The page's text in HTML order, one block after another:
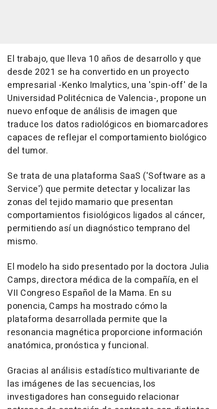
El trabajo, que lleva 10 años de desarrollo y que
desde 2021 se ha convertido en un proyecto
empresarial -Kenko Imalytics, una 'spin-off' de la
Universidad Politécnica de Valencia-, propone un
nuevo enfoque de análisis de imagen que
traduce los datos radiológicos en biomarcadores
capaces de reflejar el comportamiento biológico
del tumor.
Se trata de una plataforma SaaS ('Software as a
Service') que permite detectar y localizar las
zonas del tejido mamario que presentan
comportamientos fisiológicos ligados al cáncer,
permitiendo así un diagnóstico temprano del
mismo.
El modelo ha sido presentado por la doctora Julia
Camps, directora médica de la compañía, en el
VII Congreso Español de la Mama. En su
ponencia, Camps ha mostrado cómo la
plataforma desarrollada permite que la
resonancia magnética proporcione información
anatómica, pronóstica y funcional.
Gracias al análisis estadístico multivariante de
las imágenes de las secuencias, los
investigadores han conseguido relacionar